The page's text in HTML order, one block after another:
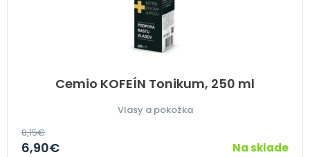
Cemio KOFEÍN Tonikum, 250 ml
Vlasy a pokožka
8,15€
6,90€ Na sklade